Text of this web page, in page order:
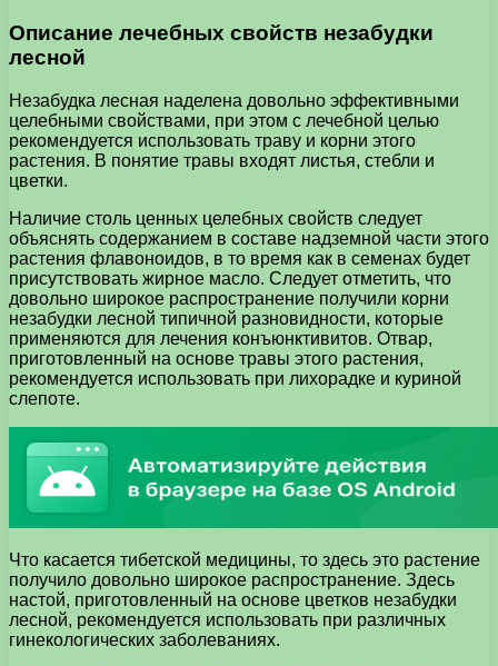
Описание лечебных свойств незабудки
лесной
Незабудка лесная наделена довольно эффективными
целебными свойствами, при этом с лечебной целью
рекомендуется использовать траву и корни этого
растения. В понятие травы входят листья, стебли и
цветки.
Наличие столь ценных целебных свойств следует
объяснять содержанием в составе надземной части этого
растения флавоноидов, в то время как в семенах будет
присутствовать жирное масло. Следует отметить, что
довольно широкое распространение получили корни
незабудки лесной типичной разновидности, которые
применяются для лечения конъюнктивитов. Отвар,
приготовленный на основе травы этого растения,
рекомендуется использовать при лихорадке и куриной
слепоте.
Что касается тибетской медицины, то здесь это растение
получило довольно широкое распространение. Здесь
настой, приготовленный на основе цветков незабудки
лесной, рекомендуется использовать при различных
гинекологических заболеваниях.